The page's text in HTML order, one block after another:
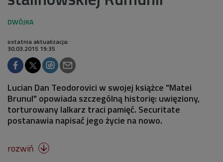
ostatnia aktualizacja:
30.03.2015 19:35
Lucian Dan Teodorovici w swojej książce "Matei
Brunul" opowiada szczególną historię: uwięziony,
torturowany lalkarz traci pamięć. Securitate
postanawia napisać jego życie na nowo.
rozwiń 